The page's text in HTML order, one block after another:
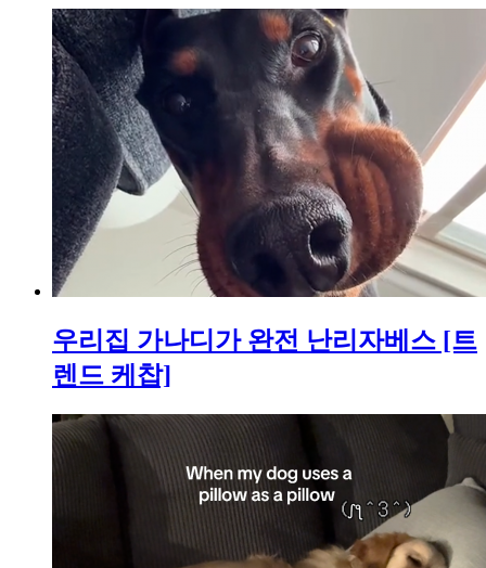
우리집 가나디가 완전 난리자베스 [트
렌드 케찹]